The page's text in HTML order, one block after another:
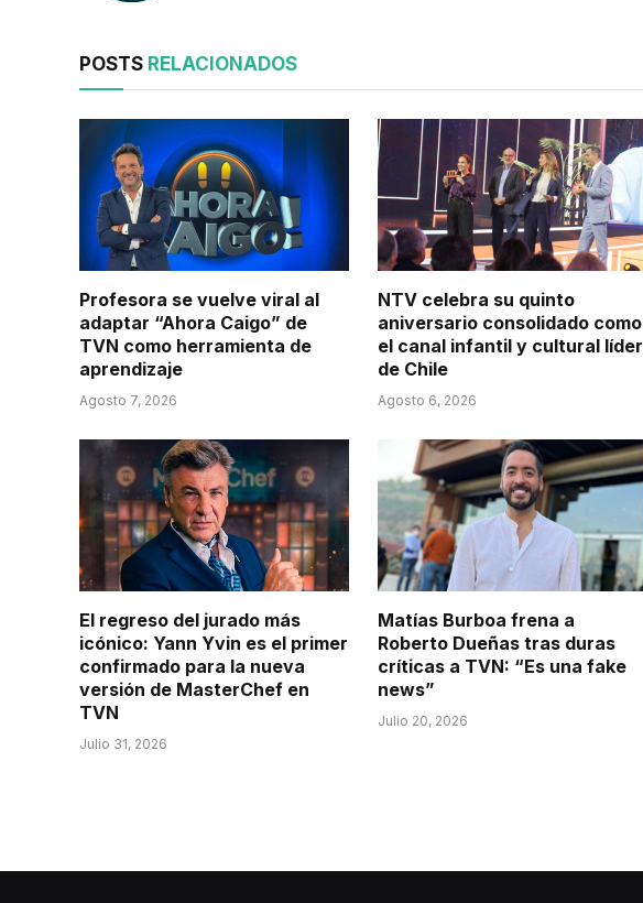
POSTS RELACIONADOS
Profesora se vuelve viral al
adaptar “Ahora Caigo” de
TVN como herramienta de
aprendizaje
Agosto 7, 2026
NTV celebra su quinto
aniversario consolidado como
el canal infantil y cultural líder
de Chile
Agosto 6, 2026
El regreso del jurado más
icónico: Yann Yvin es el primer
confirmado para la nueva
versión de MasterChef en
TVN
Julio 31, 2026
Matías Burboa frena a
Roberto Dueñas tras duras
críticas a TVN: “Es una fake
news”
Julio 20, 2026